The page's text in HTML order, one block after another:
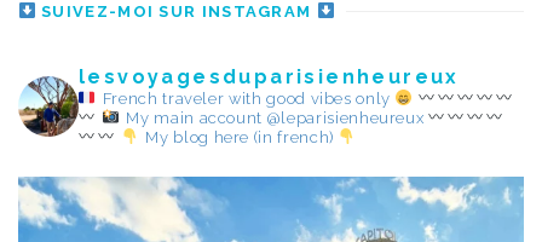
SUIVEZ-MOI SUR INSTAGRAM
lesvoyagesduparisienheureux
French traveler with good vibes only
My main account @leparisienheureux
My blog here (in french)